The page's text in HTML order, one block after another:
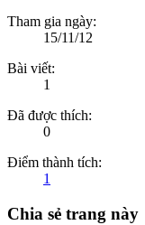
Tham gia ngày:
15/11/12
Bài viết:
1
Đã được thích:
0
Điểm thành tích:
1
Chia sẻ trang này